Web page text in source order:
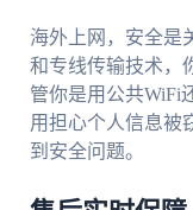
海外上网，安全是
和专线传输技术，
管你是用公共WiFi
用担心个人信息被
到安全问题。